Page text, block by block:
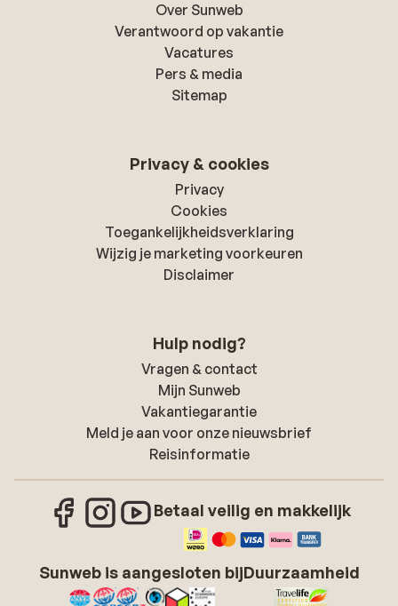
Over Sunweb
Verantwoord op vakantie
Vacatures
Pers & media
Sitemap
Privacy & cookies
Privacy
Cookies
Toegankelijkheidsverklaring
Wijzig je marketing voorkeuren
Disclaimer
Hulp nodig?
Vragen & contact
Mijn Sunweb
Vakantiegarantie
Meld je aan voor onze nieuwsbrief
Reisinformatie
Betaal veilig en makkelijk
Sunweb is aangesloten bijDuurzaamheid